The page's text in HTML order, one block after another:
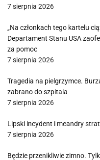
7 sierpnia 2026
„Na członkach tego kartelu
Departament Stanu USA
za pomoc
7 sierpnia 2026
Tragedia na pielgrzymce.
zabrano do szpitala
7 sierpnia 2026
Lipski incydent i meandry
7 sierpnia 2026
Będzie przenikliwie zimno.